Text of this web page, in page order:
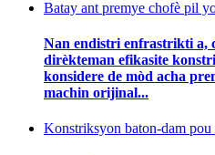
Batay ant premye chofè pil
Nan endistri enfrastrikti a,
dirèkteman efikasite
konsidere de mòd acha
machin orijinal...
Konstriksyon baton-dam pou